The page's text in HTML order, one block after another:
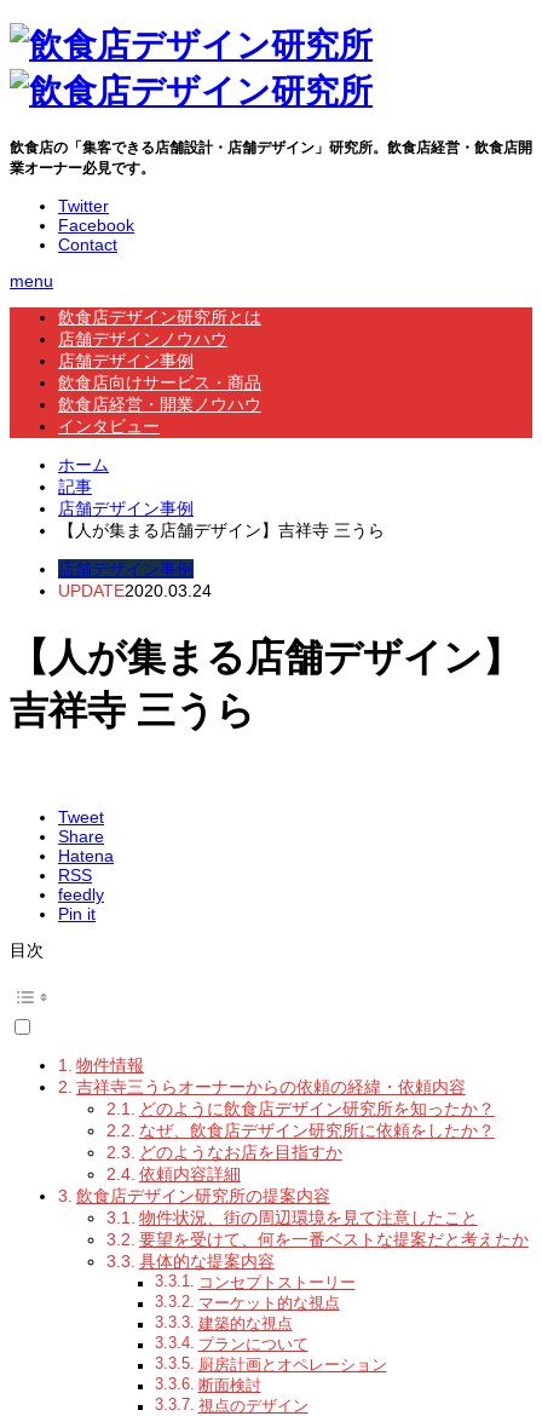
飲食店の「集客できる店舗設計・店舗デザイン」研究所。飲食店経営・飲食店開
業オーナー必見です。
Twitter
Facebook
Contact
menu
飲食店デザイン研究所とは
店舗デザインノウハウ
店舗デザイン事例
飲食店向けサービス・商品
飲食店経営・開業ノウハウ
インタビュー
ホーム
記事
店舗デザイン事例
【人が集まる店舗デザイン】吉祥寺 三うら
店舗デザイン事例
UPDATE2020.03.24
【人が集まる店舗デザイン】
吉祥寺 三うら
Tweet
Share
Hatena
RSS
feedly
Pin it
目次
物件情報
吉祥寺三うらオーナーからの依頼の経緯・依頼内容
どのように飲食店デザイン研究所を知ったか？
なぜ、飲食店デザイン研究所に依頼をしたか？
どのようなお店を目指すか
依頼内容詳細
飲食店デザイン研究所の提案内容
物件状況、街の周辺環境を見て注意したこと
要望を受けて、何を一番ベストな提案だと考えたか
具体的な提案内容
コンセプトストーリー
マーケット的な視点
建築的な視点
プランについて
厨房計画とオペレーション
断面検討
視点のデザイン